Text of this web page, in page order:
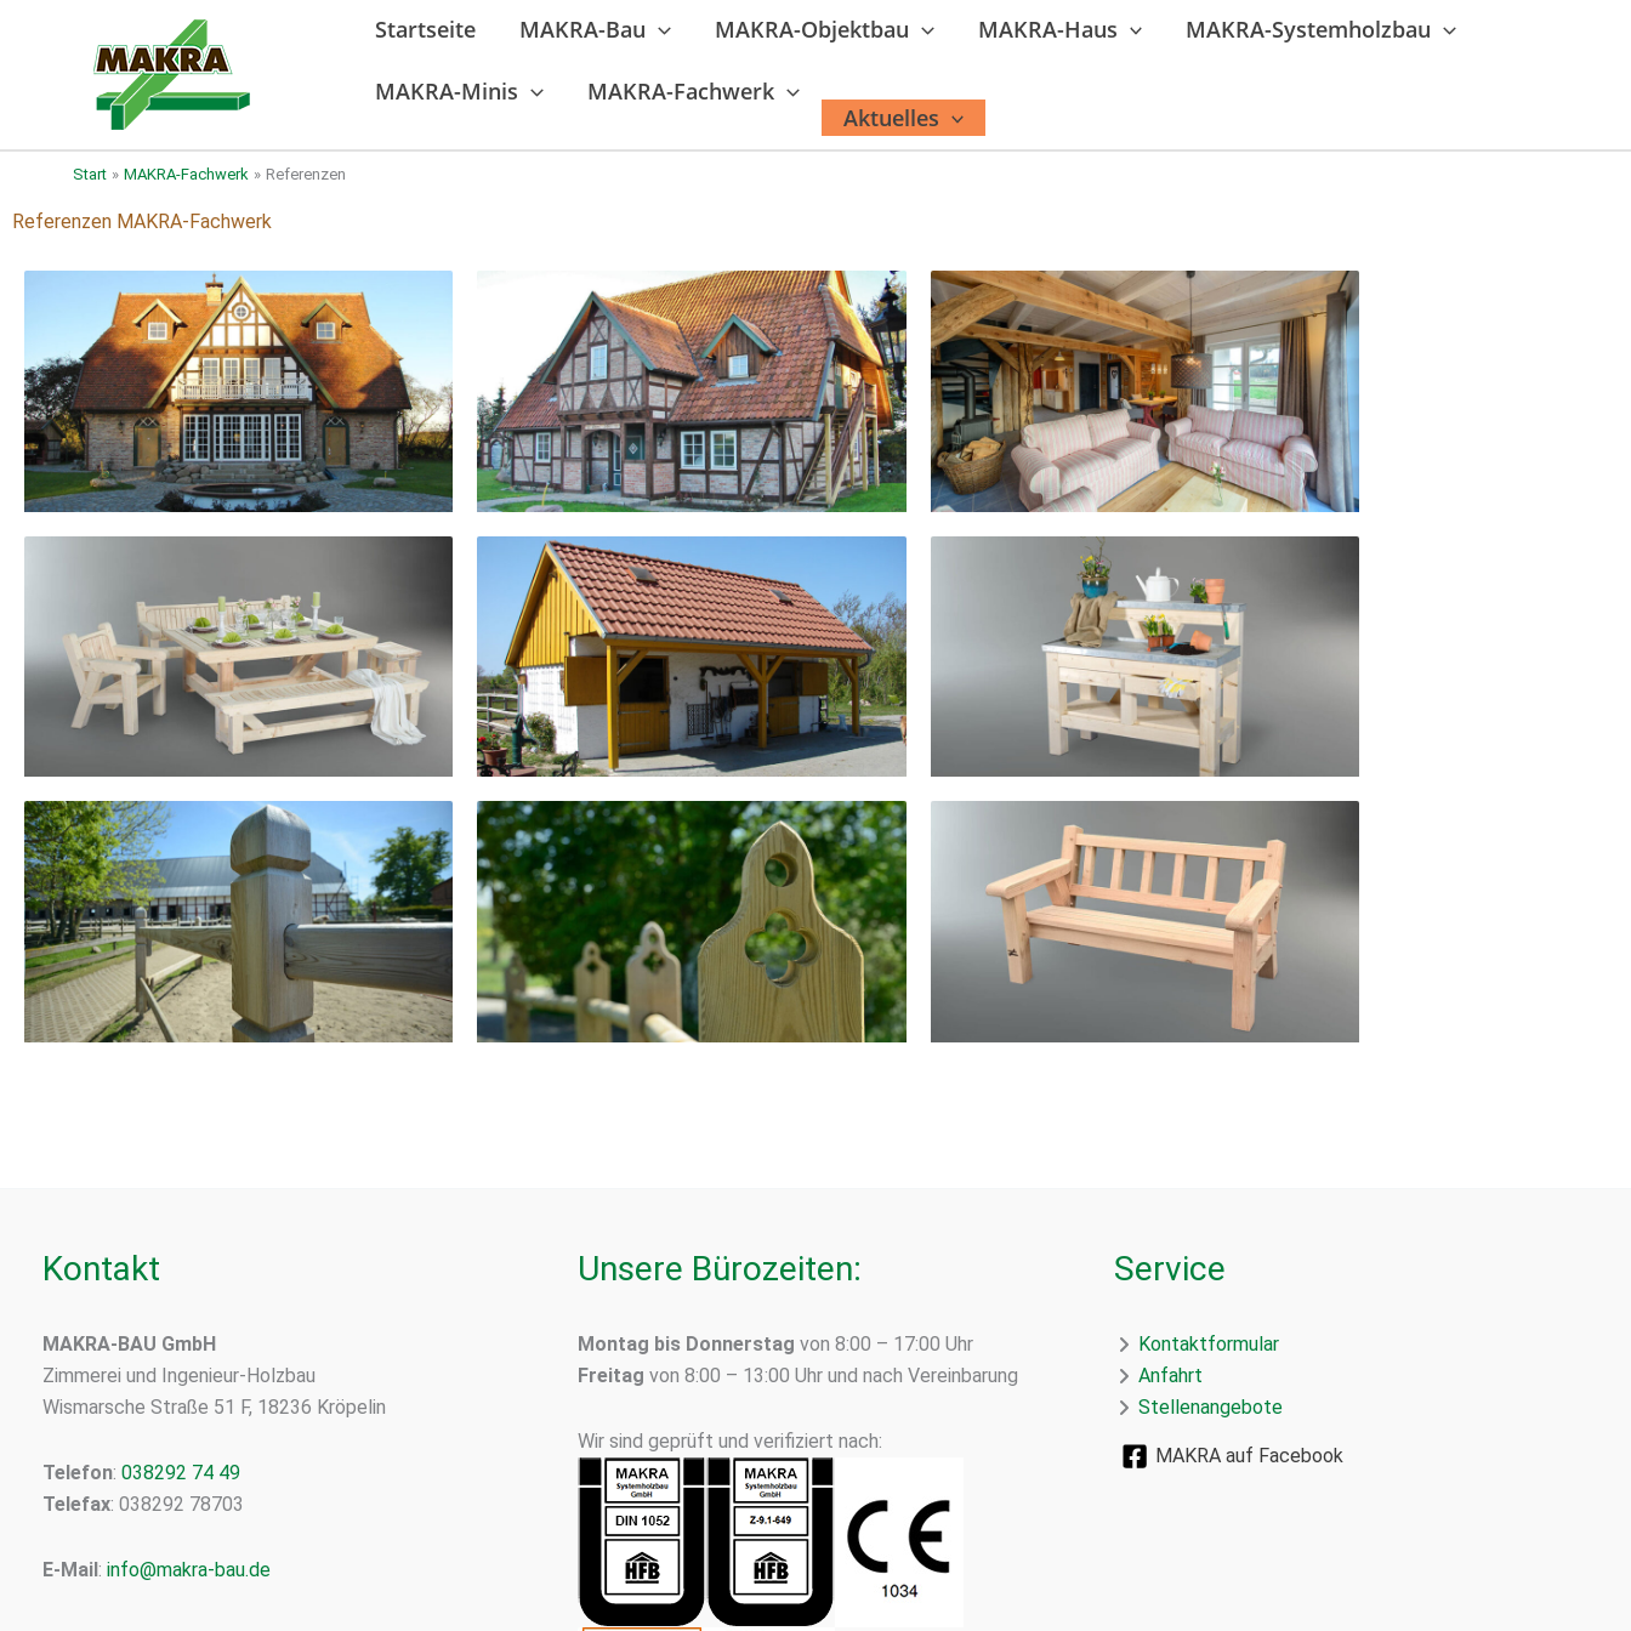
Startseite MAKRA-Bau MAKRA-Objektbau MAKRA-Haus MAKRA-Systemholzbau
MAKRA-Minis
MAKRA-Fachwerk
Aktuelles
Start MAKRA-Fachwerk Referenzen
Referenzen MAKRA-Fachwerk
Kontakt
MAKRA-BAU GmbH
Zimmerei und Ingenieur-Holzbau
Wismarsche Straße 51 F, 18236 Kröpelin
Telefon: 038292 74 49
Telefax: 038292 78703
E-Mail : info@makra-bau.de
Unsere Bürozeiten:
Montag bis Donnerstag von 8:00 – 17:00 Uhr
Freitag von 8:00 – 13:00 Uhr und nach Vereinbarung
Wir sind geprüft und verifiziert nach:
Service
Kontaktformular
Anfahrt
Stellenangebote
MAKRA auf Facebook